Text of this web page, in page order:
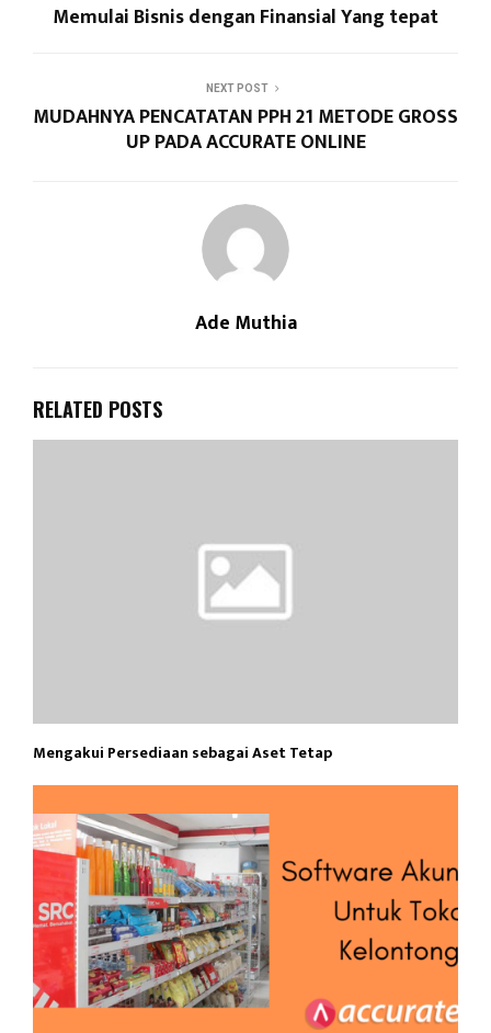
Memulai Bisnis dengan Finansial Yang tepat
NEXT POST
MUDAHNYA PENCATATAN PPH 21 METODE GROSS
UP PADA ACCURATE ONLINE
Ade Muthia
RELATED POSTS
Mengakui Persediaan sebagai Aset Tetap